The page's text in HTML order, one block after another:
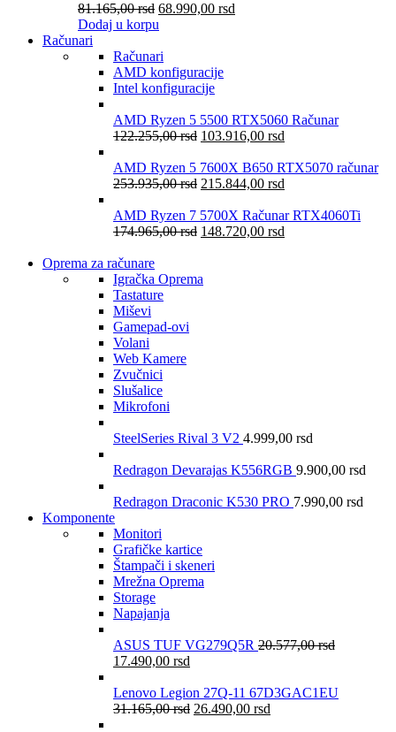
81.165,00rsd 68.990,00 rsd
Dodaj u korpu
Računari
Računari
AMD konfiguracije
Intel konfiguracije
AMD Ryzen 5 5500 RTX5060 Računar
122.255,00rsd 103.916,00 rsd
AMD Ryzen 5 7600X B650 RTX5070 računar
253.935,00rsd 215.844,00 rsd
AMD Ryzen 7 5700X Računar RTX4060Ti
174.965,00rsd 148.720,00 rsd
Oprema za računare
Igračka Oprema
Tastature
Miševi
Gamepad-ovi
Volani
Web Kamere
Zvučnici
Slušalice
Mikrofoni
SteelSeries Rival 3 V2 4.999,00 rsd
Redragon Devarajas K556RGB 9.900,00 rsd
Redragon Draconic K530 PRO 7.990,00 rsd
Komponente
Monitori
Grafičke kartice
Štampači i skeneri
Mrežna Oprema
Storage
Napajanja
ASUS TUF VG279Q5R 20.577,00rsd
17.490,00 rsd
Lenovo Legion 27Q-11 67D3GAC1EU
31.165,00rsd 26.490,00 rsd